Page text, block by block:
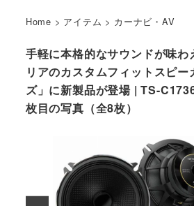
Home > アイテム > カーナビ・AV
手軽に本格的なサウンドが味わ
リアのカスタムフィットスピ
ズ」に新製品が登場 | TS-
枚目の写真（全8枚）